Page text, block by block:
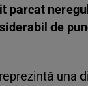
parcat
de
una